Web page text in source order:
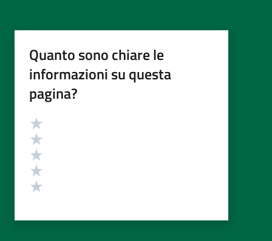
Quanto sono chiare le
informazioni su questa
pagina?
Valutazione